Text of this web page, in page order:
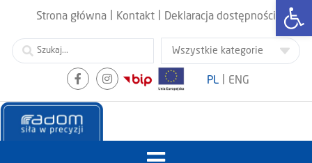
Strona główna Kontakt Deklaracja dostępności
PL ENG